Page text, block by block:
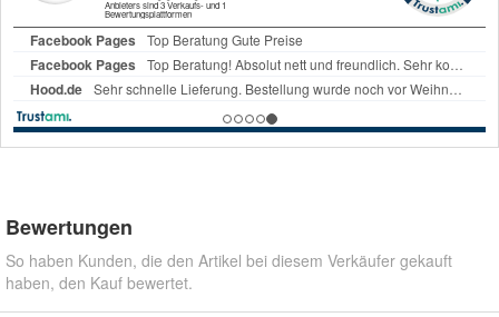
Bewertungen
So haben Kunden, die den Artikel bei diesem Verkäufer gekauft
haben, den Kauf bewertet.